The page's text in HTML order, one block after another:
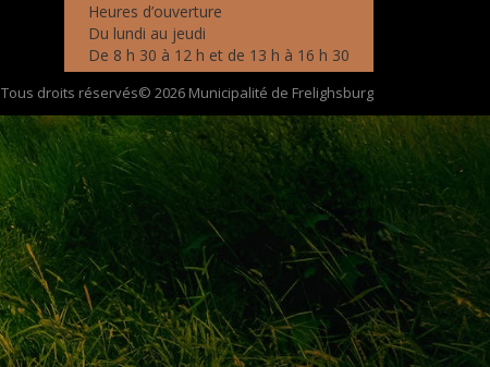
Heures d’ouverture
Du lundi au jeudi
De 8 h 30 à 12 h et de 13 h à 16 h 30
Tous droits réservés© 2026 Municipalité de Frelighsburg